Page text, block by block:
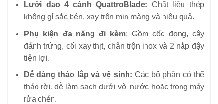
Lưỡi dao 4 cánh QuattroBlade: Chất liệu thép
không gỉ sắc bén, xay trộn mịn màng và hiệu quả.
Phụ kiện đa năng đi kèm: Gồm cốc đong, cây
đánh trứng, cối xay thịt, chân trộn inox và 2 nắp đậy
tiện lợi.
Dễ dàng tháo lắp và vệ sinh: Các bộ phận có thể
tháo rời, dễ làm sạch dưới vòi nước hoặc trong máy
rửa chén.